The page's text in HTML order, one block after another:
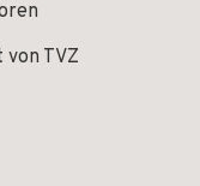
von TVZ